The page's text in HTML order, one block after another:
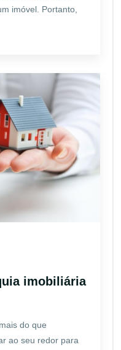
imóvel. Portanto,
imobiliária
do que
ao seu redor para